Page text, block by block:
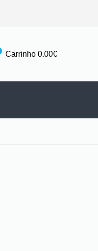
Carrinho0.00€